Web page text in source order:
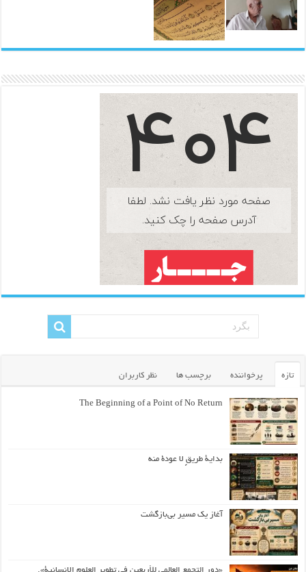
تازه پرخواننده برچسب ها نظر کاربران
The Beginning of a Point of No Return
بداية طريقٍ لا عودة منه
آغاز یک مسیر بی‌بازگشت